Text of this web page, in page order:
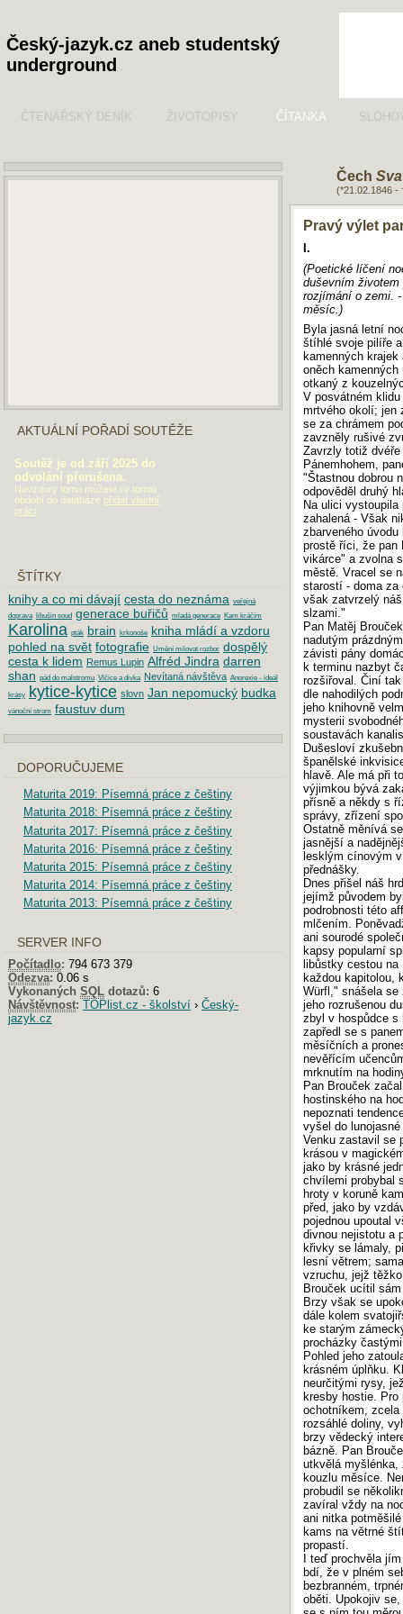
Český-jazyk.cz aneb studentský
underground
ČTENÁŘSKÝ DENÍK ŽIVOTOPISY ČÍTANKA
Čech
(*21.02.1846 -
Pravý výlet
I.
(Poetické líčení
duševním životem
rozjímání o zemi.
měsíc.)
Byla jasná letní
štíhlé svoje pilíře
kamenných
oněch kamenných
otkaný z
V posvátném
mrtvého okolí; jen
se za chrámem
zavzněly rušivé
Zavrzly totiž
Pánemhohem,
"Štastnou dobrou
odpověděl druhý
Na ulici
zahalená - Však
zbarveného
prostě říci, že pan
vikárce" a zvolna
městě. Vracel se
starostí - doma za
však zatvrzelý
slzami."
Pan Matěj
nadutým
závisti pány
k terminu nazbyt
rozšiřoval. Činí
dle nahodilých
jeho knihovně
mysterii
soustavách
Dušesloví
španělské
hlavě. Ale má při
výjimkou bývá
přísně a někdy s
správy, zřízení
Ostatně měnívá
jasnější a
lesklým cínovým
přednášky.
Dnes přišel náš
jejímž původem
podrobnosti této
mlčením.
ani sourodé
kapsy popularní
libůstky cestou
každou kapitolou,
Würfl," snášela se
jeho rozrušenou
zbyl v hospůdce s
zapředl se s
měsíčních a
nevěřícím
mrknutím na
Pan Brouček
hostinského na
nepoznati
vyšel do lunojasné
Venku zastavil se
krásou v
jako by krásné
chvílemi probybal
hroty v koruně
před, jako by
pojednou upoutal
divnou nejistotu a
křivky se lámaly,
lesní větrem;
vzruchu, jejž
Brouček ucítil
Brzy však se
dále kolem
ke starým
procházky
Pohled jeho
krásném úplňku.
neurčitými rysy,
kresby hostie.
ochotníkem, zcela
rozsáhlé doliny,
brzy vědecký
bázně. Pan
utkvělá myšlénka,
kouzlu měsíce.
probudil se
zavíral vždy na
ani nitka
kams na větrné
propastí.
I teď prochvěla
bdí, že v plném
bezbranném,
oběti. Upokojiv
AKTUÁLNÍ POŘADÍ SOUTĚŽE
Soutěž je od září 2025 do
odvolání přerušena.
Navzdory tomu můžete i v tomto
období do databáze přidat vlastní
práci.
ŠTÍTKY
knihy a co mi dávají cesta do neznáma veřejná
doprava
libušin soud generace buřičů mladá generace Kam kráčím
Karolina pták brain krkonoše
kniha mládí a vzdoru
pohled na svět fotografie Umění milovat rozbor dospělý
cesta k lidem Remus Lupin Alfréd Jindra darren
shan pád do malstromu Vlčice a divka Nevítaná návštěva Anorexie - ideál
krásy kytice-kytice slovn Jan nepomucký budka
vánoční strom faustuv dum
DOPORUČUJEME
Maturita 2019: Písemná práce z češtiny
Maturita 2018: Písemná práce z češtiny
Maturita 2017: Písemná práce z češtiny
Maturita 2016: Písemná práce z češtiny
Maturita 2015: Písemná práce z češtiny
Maturita 2014: Písemná práce z češtiny
Maturita 2013: Písemná práce z češtiny
SERVER INFO
Počítadlo: 794 673 379
Odezva: 0.06 s
Vykonaných SQLdotazů: 6
Návštěvnost: TOPlist.cz - školství› Český-
jazyk.cz